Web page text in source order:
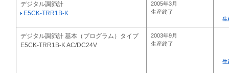
デジタル調節計
E5CK-TRR1B-K
2005年3月
生産終了
生
デジタル調節計 基本（プログラム）タイプ
E5CK-TRR1B-K AC/DC24V
2003年9月
生産終了
生